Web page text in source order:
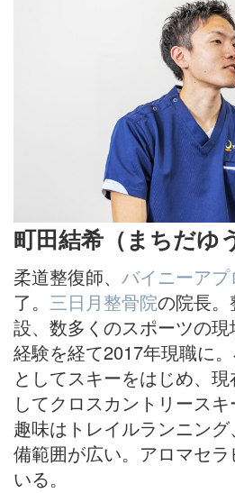
町田結希（まちだゆ
柔道整復師、 バイニーアプ
了。 三日月整骨院の院長
設、数多くのスポーツの
経験を経て2017年現職に
としてスキーをはじめ、
してクロスカントリースキ
趣味はトレイルランニン
備範囲が広い。アロマセ
いる。